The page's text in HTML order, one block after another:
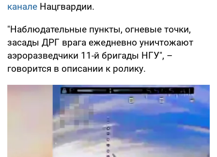
канале Нацгвардии.
"Наблюдательные пункты, огневые точки,
засады ДРГ врага ежедневно уничтожают
аэроразведчики 11-й бригады НГУ", –
говорится в описании к ролику.